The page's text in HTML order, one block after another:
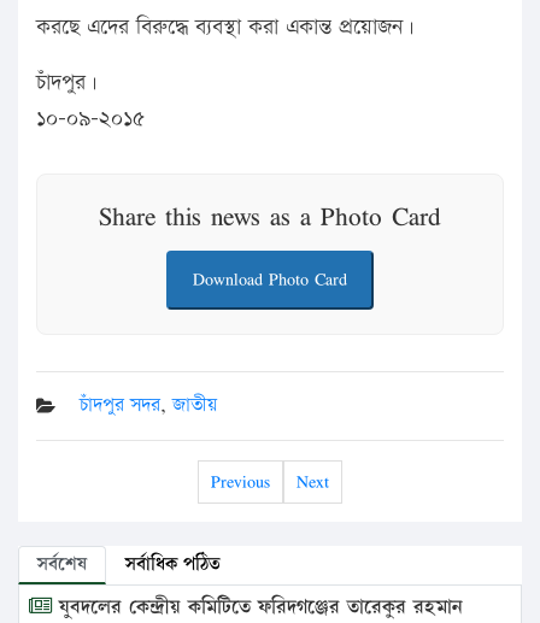
করছে এদের বিরুদ্ধে ব্যবস্থা করা একান্ত প্রয়োজন।
চাঁদপুর।
১০-০৯-২০১৫
Share this news as a Photo Card
Download Photo Card
চাঁদপুর সদর,জাতীয়
Previous Next
সর্বশেষ সর্বাধিক পঠিত
যুবদলের কেন্দ্রীয় কমিটিতে ফরিদগঞ্জের তারেকুর রহমান